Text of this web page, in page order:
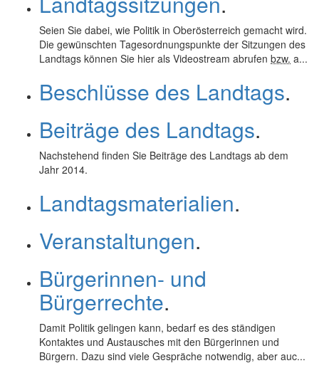
Seien Sie dabei, wie Politik in Oberösterreich gemacht wird.
Die gewünschten Tagesordnungspunkte der Sitzungen des
Landtags können Sie hier als Videostream abrufen bzw. a...
Beschlüsse des Landtags.
Beiträge des Landtags.
Nachstehend finden Sie Beiträge des Landtags ab dem
Jahr 2014.
Landtagsmaterialien.
Veranstaltungen.
Bürgerinnen- und
Bürgerrechte.
Damit Politik gelingen kann, bedarf es des ständigen
Kontaktes und Austausches mit den Bürgerinnen und
Bürgern. Dazu sind viele Gespräche notwendig, aber auc...